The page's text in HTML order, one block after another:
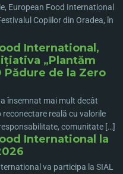
European Food International
Copiilor din Oradea, în
International,
„Plantăm
Pădure de la Zero
însemnat mai mult decât
reconectare reală cu valorile
comunitate […]
International la
va participa la SIAL